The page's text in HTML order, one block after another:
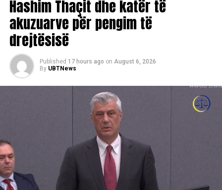
Hashim Thaçit dhe katër të
akuzuarve për pengim të
drejtësisë
Published 17 hours ago on August 6, 2026
By UBTNews